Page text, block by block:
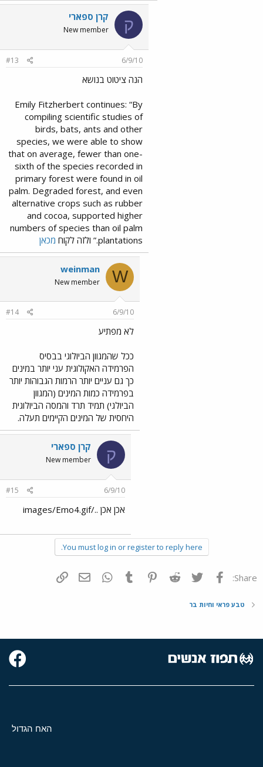
ק קרן ספארי
New member
6/9/10
#13
הנה ציטוט בנושא
Emily Fitzherbert continues: “By
compiling scientific studies of
birds, bats, ants and other
species, we were able to show
that on average, fewer than one-
sixth of the species recorded in
primary forest were found in oil
palm. Degraded forest, and even
alternative crops such as rubber
and cocoa, supported higher
numbers of species than oil palm
plantations.” ולזה לקוח
מכאן
W
weinman
New member
6/9/10
#14
לא מפתיע
ככל שהמגוון הביולוגי בבסיס
הפרמידה האקולוגית עני יותר במינים
כך גם עניים יותר הרמות הגבוהות יותר
בפרמידה כמות המינים (המגוון
הביולגי) תמיד תרד והמסה הביולוגית
היחסית של המינים הקיימים תעלה.
ק קרן ספארי
New member
6/9/10
#15
אכן אכן ../images/Emo4.gif
You must log in or register to reply here.
Share: פייסבוק Twitter
Reddit
Pinterest
Tumblr
WhatsAppדואר אלקטרוני
טבע פראי וחיות בר
האח הגדול